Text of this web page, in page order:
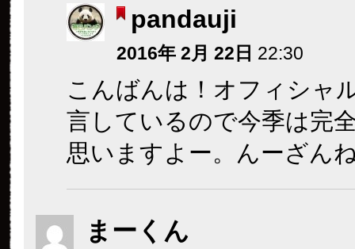
pandauji
2016年 2月 22日 22:30
こんばんは！オフィシャ
言しているので今季は完
思いますよー。んーざん
まーくん